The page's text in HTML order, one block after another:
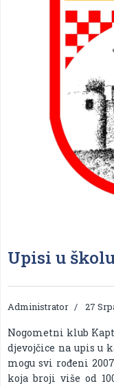
Upisi u
Administrator 27
Nogometni klub
djevojčice na upis u
mogu svi rođeni
koja broji više od